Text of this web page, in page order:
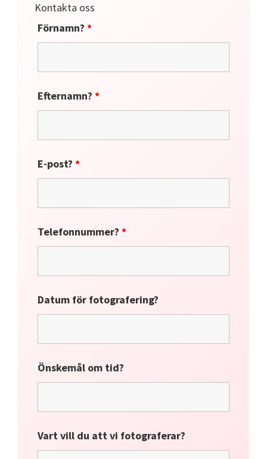
Kontakta oss
Förnamn?*
Efternamn?*
E-post?*
Telefonnummer?*
Datum för fotografering?
Önskemål om tid?
Vart vill du att vi fotograferar?